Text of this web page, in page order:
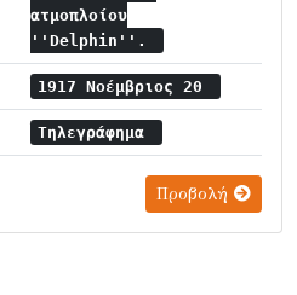
ατμοπλοίου
''Delphin''.
1917 Νοέμβριος 20
Τηλεγράφημα
Προβολή